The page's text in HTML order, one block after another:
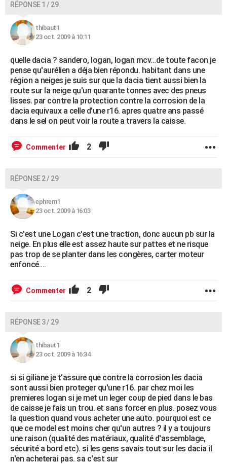
Bricolage
Lifestyle
Culture
Sport
Auto
Television
Voyage
Cinema
RÉPONSE 1 / 29
thibaut1
23 oct. 2009 à 10:11
quelle dacia ? sandero, logan, logan mcv...de toute facon je
pense qu'aurélien a déja bien répondu. habitant dans une
région a neiges je suis sur que la dacia tient aussi bien la
route sur la neige qu'un quarante tonnes avec des pneus
lisses. par contre la protection contre la corrosion de la
dacia equivaux a celle d'une r16. apres quatre ans passé
dans le sel on peut voir la route a travers la caisse.
Commenter 2
RÉPONSE 2 / 29
ephrem1
23 oct. 2009 à 16:03
Si c'est une Logan c'est une traction, donc aucun pb sur la
neige. En plus elle est assez haute sur pattes et ne risque
pas trop de se planter dans les congères, carter moteur
enfoncé....
Commenter 2
RÉPONSE 3 / 29
thibaut1
23 oct. 2009 à 16:34
si si giliane je t'assure que contre la corrosion les dacia
sont aussi bien proteger qu'une r16. par chez moi les
premieres logan si je met un leger coup de pied dans le bas
de caisse je fais un trou. et sans forcer en plus. posez vous
la question quand vous acheter une auto. pourquoi est ce
que ce model est moins cher qu'un autres ? il y a toujours
une raison (qualité des matériaux, qualité d'assemblage,
sécurité a bord etc). si les gens savais tout sur les dacia il
n'en acheterai pas. sa c'est sur